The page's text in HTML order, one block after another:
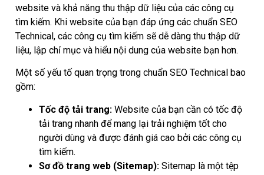
website và khả năng thu thập dữ liệu của các công cụ
tìm kiếm. Khi website của bạn đáp ứng các chuẩn SEO
Technical, các công cụ tìm kiếm sẽ dễ dàng thu thập dữ
liệu, lập chỉ mục và hiểu nội dung của website bạn hơn.
Một số yếu tố quan trọng trong chuẩn SEO Technical bao
gồm:
Tốc độ tải trang: Website của bạn cần có tốc độ
tải trang nhanh để mang lại trải nghiệm tốt cho
người dùng và được đánh giá cao bởi các công cụ
tìm kiếm.
Sơ đồ trang web (Sitemap): Sitemap là một tệp